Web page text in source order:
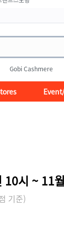
Gobi Cashmere
시 ~ 11
기준)